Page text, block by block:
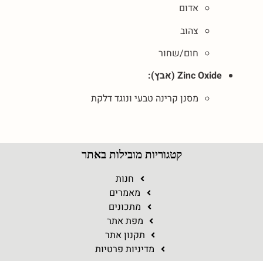
אדום
צהוב
חום/שחור
Zinc Oxide (אבץ):
מסנן קרינה טבעי ונוגד דלקת
קטגוריות מובילות באתר
חנות
מאמרים
מתכונים
מפת אתר
תקנון אתר
מדיניות פרטיות